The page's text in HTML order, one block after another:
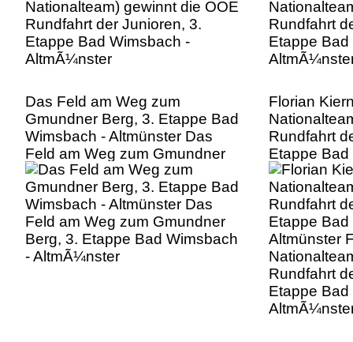
Das Feld am Weg zum
Gmundner Berg, 3. Etappe Bad
Wimsbach - Altmünster Das
Feld am Weg zum Gmundner
Berg, 3. Etappe Bad Wimsbach
- AltmÃ¼nster
Florian
Rundfahrt
Etappe
Altmünster
Rundfahrt
Etappe